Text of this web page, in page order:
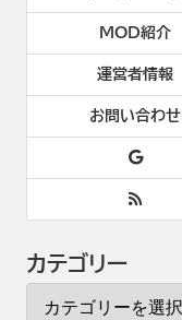
MOD紹介
運営者情報
お問い合わせ
カテゴリー